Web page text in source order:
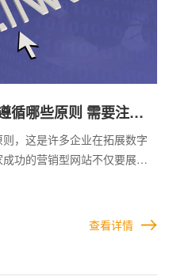
循哪些原则 需要注意
，这是许多企业在拓展数字
功的营销型网站不仅要展示
标用户的需求、内容质量、
基础上不断迭代优化。 唯有
查看详情